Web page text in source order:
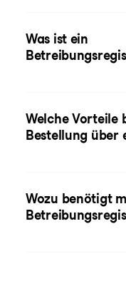
Was ist ein
Welche Vorteile
Bestellung über
Wozu benötigt